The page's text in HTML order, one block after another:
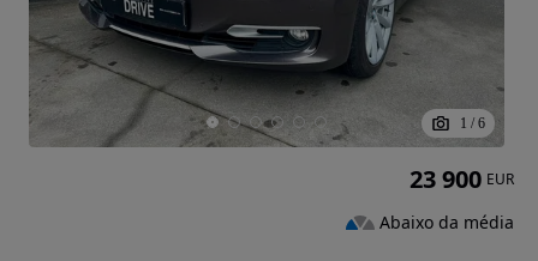
1 / 6
23 900 EUR
Abaixo da média